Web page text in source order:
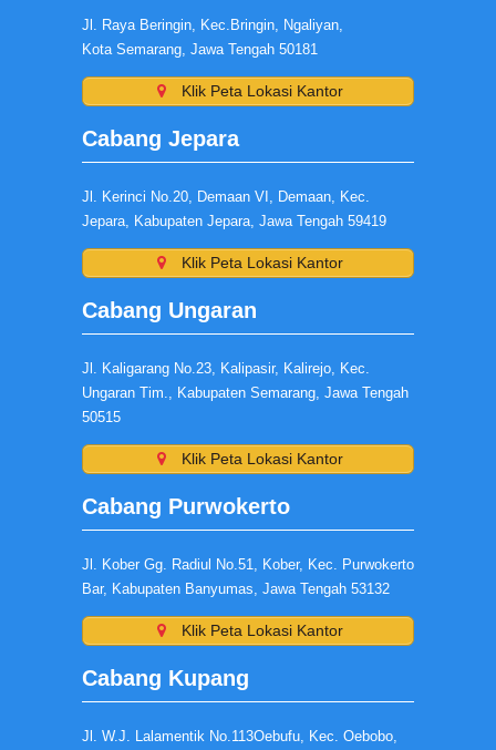
Jl. Raya Beringin, Kec.Bringin, Ngaliyan,
Kota Semarang, Jawa Tengah 50181
Klik Peta Lokasi Kantor
Cabang Jepara
Jl. Kerinci No.20, Demaan VI, Demaan, Kec.
Jepara, Kabupaten Jepara, Jawa Tengah 59419
Klik Peta Lokasi Kantor
Cabang Ungaran
Jl. Kaligarang No.23, Kalipasir, Kalirejo, Kec.
Ungaran Tim., Kabupaten Semarang, Jawa Tengah
50515
Klik Peta Lokasi Kantor
Cabang Purwokerto
Jl. Kober Gg. Radiul No.51, Kober, Kec. Purwokerto
Bar, Kabupaten Banyumas, Jawa Tengah 53132
Klik Peta Lokasi Kantor
Cabang Kupang
Jl. W.J. Lalamentik No.113Oebufu, Kec. Oebobo,